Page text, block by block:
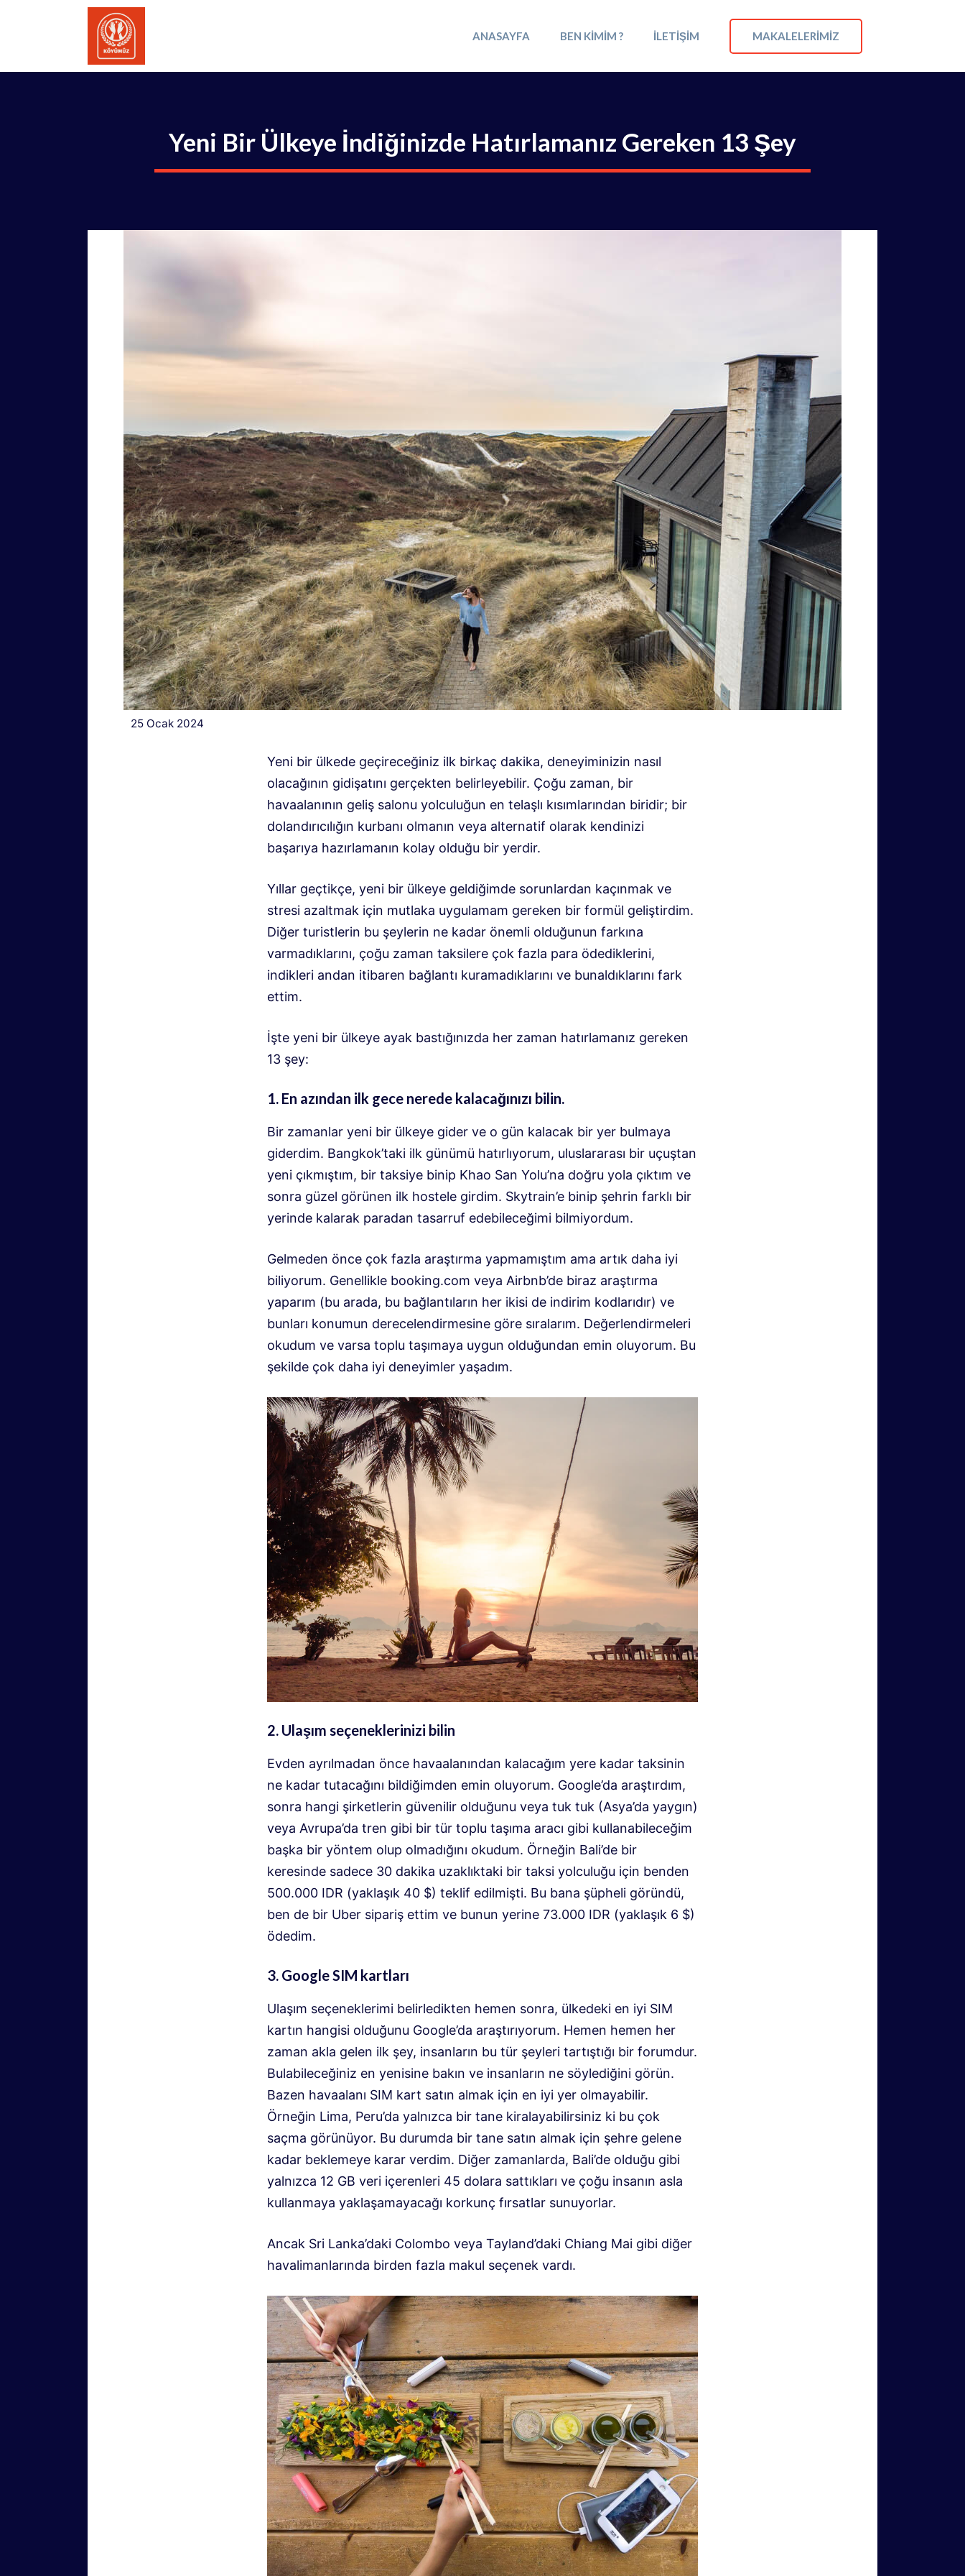
ANASAYFA BEN KIMIM ? İLETIŞIM MAKALELERIMIZ
Yeni Bir Ülkeye İndiğinizde Hatırlamanız Gereken 13 Şey
25 Ocak 2024
Yeni bir ülkede geçireceğiniz ilk birkaç dakika, deneyiminizin nasıl
olacağının gidişatını gerçekten belirleyebilir. Çoğu zaman, bir
havaalanının geliş salonu yolculuğun en telaşlı kısımlarından biridir; bir
dolandırıcılığın kurbanı olmanın veya alternatif olarak kendinizi
başarıya hazırlamanın kolay olduğu bir yerdir.
Yıllar geçtikçe, yeni bir ülkeye geldiğimde sorunlardan kaçınmak ve
stresi azaltmak için mutlaka uygulamam gereken bir formül geliştirdim.
Diğer turistlerin bu şeylerin ne kadar önemli olduğunun farkına
varmadıklarını, çoğu zaman taksilere çok fazla para ödediklerini,
indikleri andan itibaren bağlantı kuramadıklarını ve bunaldıklarını fark
ettim.
İşte yeni bir ülkeye ayak bastığınızda her zaman hatırlamanız gereken
13 şey:
1. En azından ilk gece nerede kalacağınızı bilin.
Bir zamanlar yeni bir ülkeye gider ve o gün kalacak bir yer bulmaya
giderdim. Bangkok’taki ilk günümü hatırlıyorum, uluslararası bir uçuştan
yeni çıkmıştım, bir taksiye binip Khao San Yolu’na doğru yola çıktım ve
sonra güzel görünen ilk hostele girdim. Skytrain’e binip şehrin farklı bir
yerinde kalarak paradan tasarruf edebileceğimi bilmiyordum.
Gelmeden önce çok fazla araştırma yapmamıştım ama artık daha iyi
biliyorum. Genellikle booking.com veya Airbnb’de biraz araştırma
yaparım (bu arada, bu bağlantıların her ikisi de indirim kodlarıdır) ve
bunları konumun derecelendirmesine göre sıralarım. Değerlendirmeleri
okudum ve varsa toplu taşımaya uygun olduğundan emin oluyorum. Bu
şekilde çok daha iyi deneyimler yaşadım.
2. Ulaşım seçeneklerinizi bilin
Evden ayrılmadan önce havaalanından kalacağım yere kadar taksinin
ne kadar tutacağını bildiğimden emin oluyorum. Google’da araştırdım,
sonra hangi şirketlerin güvenilir olduğunu veya tuk tuk (Asya’da yaygın)
veya Avrupa’da tren gibi bir tür toplu taşıma aracı gibi kullanabileceğim
başka bir yöntem olup olmadığını okudum. Örneğin Bali’de bir
keresinde sadece 30 dakika uzaklıktaki bir taksi yolculuğu için benden
500.000 IDR (yaklaşık 40 $) teklif edilmişti. Bu bana şüpheli göründü,
ben de bir Uber sipariş ettim ve bunun yerine 73.000 IDR (yaklaşık 6 $)
ödedim.
3. Google SIM kartları
Ulaşım seçeneklerimi belirledikten hemen sonra, ülkedeki en iyi SIM
kartın hangisi olduğunu Google’da araştırıyorum. Hemen hemen her
zaman akla gelen ilk şey, insanların bu tür şeyleri tartıştığı bir forumdur.
Bulabileceğiniz en yenisine bakın ve insanların ne söylediğini görün.
Bazen havaalanı SIM kart satın almak için en iyi yer olmayabilir.
Örneğin Lima, Peru’da yalnızca bir tane kiralayabilirsiniz ki bu çok
saçma görünüyor. Bu durumda bir tane satın almak için şehre gelene
kadar beklemeye karar verdim. Diğer zamanlarda, Bali’de olduğu gibi
yalnızca 12 GB veri içerenleri 45 dolara sattıkları ve çoğu insanın asla
kullanmaya yaklaşamayacağı korkunç fırsatlar sunuyorlar.
Ancak Sri Lanka’daki Colombo veya Tayland’daki Chiang Mai gibi diğer
havalimanlarında birden fazla makul seçenek vardı.